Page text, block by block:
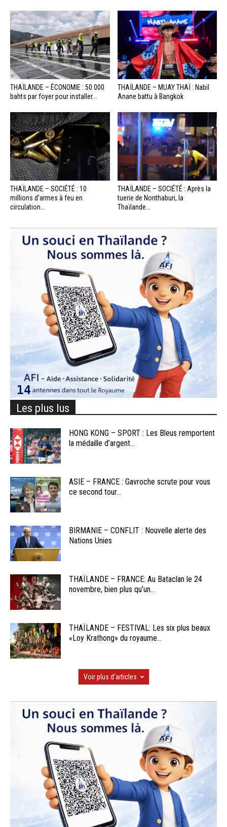
THAÏLANDE – ÉCONOMIE : 50 000
bahts par foyer pour installer...
THAÏLANDE – MUAY THAÏ : Nabil
Anane battu à Bangkok
THAÏLANDE – SOCIÉTÉ : 10
millions d’armes à feu en
circulation...
THAÏLANDE – SOCIÉTÉ : Après la
tuerie de Nonthaburi, la
Thaïlande...
Les plus lus
HONG KONG – SPORT : Les Bleus remportent
la médaille d’argent...
ASIE – FRANCE : Gavroche scrute pour vous
ce second tour...
BIRMANIE – CONFLIT : Nouvelle alerte des
Nations Unies
THAÏLANDE – FRANCE: Au Bataclan le 24
novembre, bien plus qu’un...
THAÏLANDE – FESTIVAL: Les six plus beaux
«Loy Krathong» du royaume...
Voir plus d'articles